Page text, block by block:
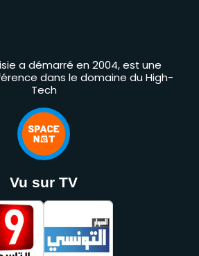
a démarré en 2004, est une
dans le domaine du High-
Tech
Vu sur TV